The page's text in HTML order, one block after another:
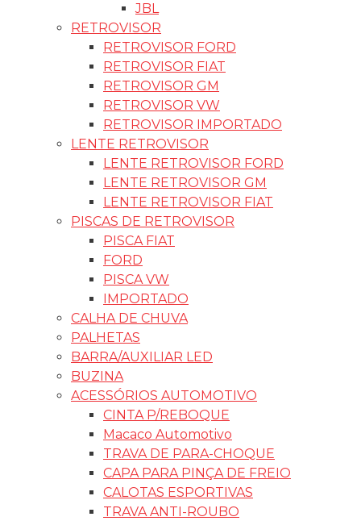
JBL
RETROVISOR
RETROVISOR FORD
RETROVISOR FIAT
RETROVISOR GM
RETROVISOR VW
RETROVISOR IMPORTADO
LENTE RETROVISOR
LENTE RETROVISOR FORD
LENTE RETROVISOR GM
LENTE RETROVISOR FIAT
PISCAS DE RETROVISOR
PISCA FIAT
FORD
PISCA VW
IMPORTADO
CALHA DE CHUVA
PALHETAS
BARRA/AUXILIAR LED
BUZINA
ACESSÓRIOS AUTOMOTIVO
CINTA P/REBOQUE
Macaco Automotivo
TRAVA DE PARA-CHOQUE
CAPA PARA PINÇA DE FREIO
CALOTAS ESPORTIVAS
TRAVA ANTI-ROUBO